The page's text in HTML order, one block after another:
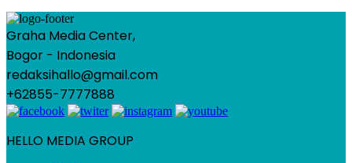
Graha Media Center,
Bogor - Indonesia
redaksihallo@gmail.com
+62855-7777888
HELLO MEDIA GROUP